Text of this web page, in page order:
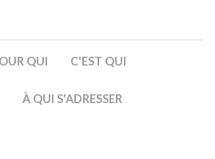
QUI C'EST QUI
À QUI S'ADRESSER